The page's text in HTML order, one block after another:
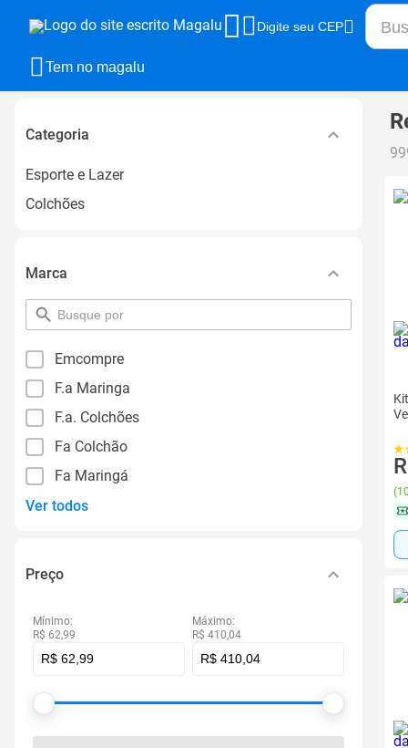
Tem no magalu
Digite seu CEP
Categoria
Esporte e Lazer
Colchões
Marca
pesquisar
por
Emcompre
F.a Maringa
F.a. Colchões
Fa Colchão
Fa Maringá
Ver todos
Preço
Mínimo:
R$ 62,99
Máximo:
R$ 410,04
(